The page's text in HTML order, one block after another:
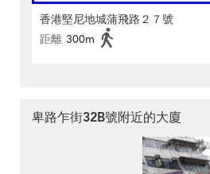
香港堅尼地城蒲飛路２７號
距離 300m
卑路乍街32B號附近的大廈